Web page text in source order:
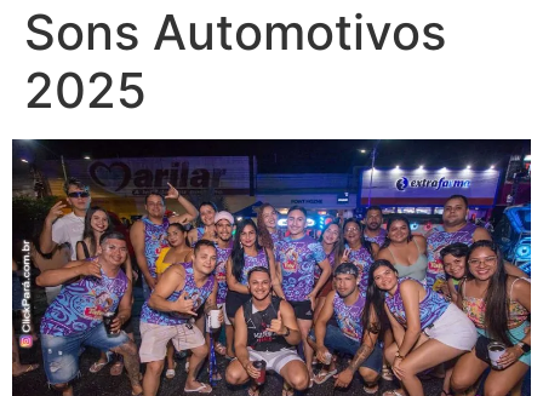
Sons Automotivos
2025